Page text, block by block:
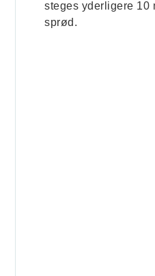
steges yderligere 10
sprød.